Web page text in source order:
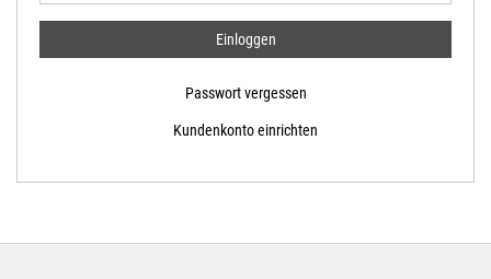
Passwort vergessen
Kundenkonto einrichten